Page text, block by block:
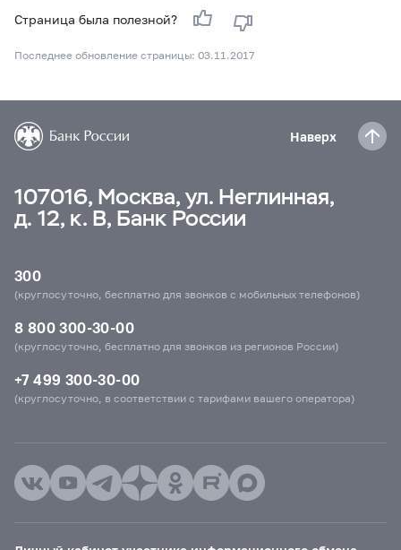
Страница была полезной?
Последнее обновление страницы: 03.11.2017
Наверх
107016, Москва, ул. Неглинная,
д. 12, к. В, Банк России
300
(круглосуточно, бесплатно для звонков с мобильных телефонов)
8 800 300-30-00
(круглосуточно, бесплатно для звонков из регионов России)
+7 499 300-30-00
(круглосуточно, в соответствии с тарифами вашего оператора)